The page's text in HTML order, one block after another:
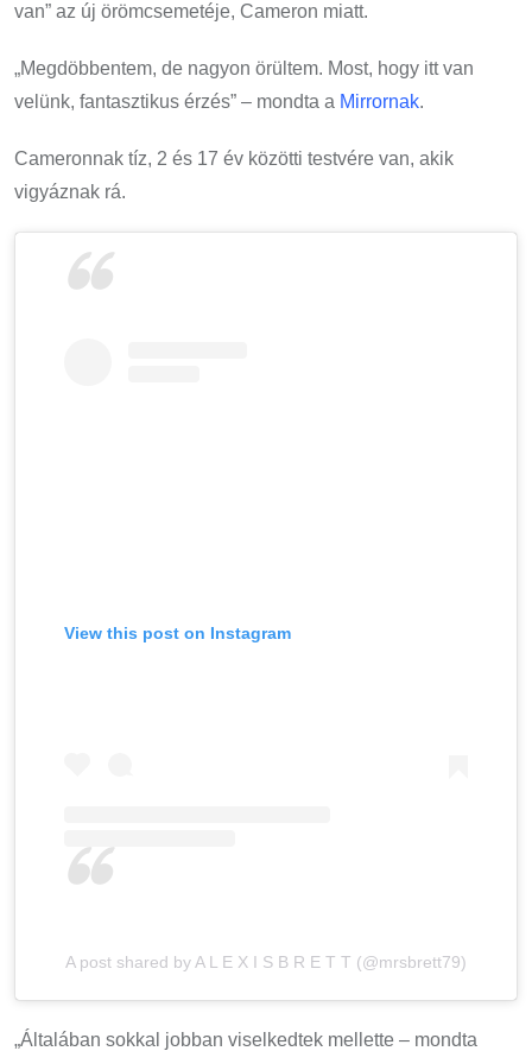
van” az új örömcsemetéje, Cameron miatt.
„Megdöbbentem, de nagyon örültem. Most, hogy itt van
velünk, fantasztikus érzés” – mondta a Mirrornak.
Cameronnak tíz, 2 és 17 év közötti testvére van, akik
vigyáznak rá.
View this post on Instagram
A post shared by A L E X I S B R E T T (@mrsbrett79)
„Általában sokkal jobban viselkedtek mellette – mondta